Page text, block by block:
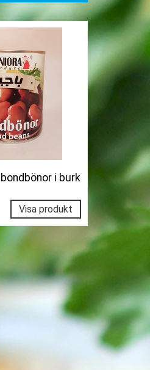
i burk
Visa produkt